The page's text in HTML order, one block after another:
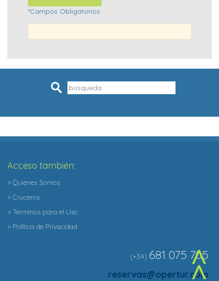
*Campos Obligatorios
Pesquisar
^
Acceso también:
> Quienes Somos
> Cruceros
> Terminos para el Uso
> Política de Privacidad
(+34) 681 075 705
reservas@opertur.com